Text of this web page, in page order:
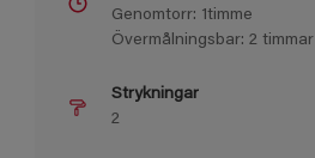
Genomtorr: 1timme
Övermålningsbar: 2 timmar
Strykningar
2